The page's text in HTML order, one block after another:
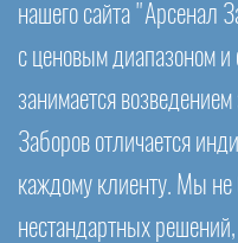
нашего сайта "Арсенал
с ценовым диапазоном
занимается
Заборов отличается
каждому клиенту. Мы
нестандартных